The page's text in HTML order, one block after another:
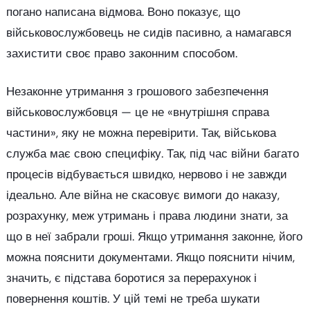
погано написана відмова. Воно показує, що
військовослужбовець не сидів пасивно, а намагався
захистити своє право законним способом.
Незаконне утримання з грошового забезпечення
військовослужбовця — це не «внутрішня справа
частини», яку не можна перевірити. Так, військова
служба має свою специфіку. Так, під час війни багато
процесів відбувається швидко, нервово і не завжди
ідеально. Але війна не скасовує вимоги до наказу,
розрахунку, меж утримань і права людини знати, за
що в неї забрали гроші. Якщо утримання законне, його
можна пояснити документами. Якщо пояснити нічим,
значить, є підстава боротися за перерахунок і
повернення коштів. У цій темі не треба шукати